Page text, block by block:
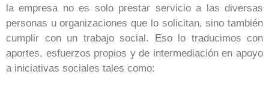
la empresa no es solo prestar servicio a las diversas
personas u organizaciones que lo solicitan, sino también
cumplir con un trabajo social. Eso lo traducimos con
aportes, esfuerzos propios y de intermediación en apoyo
a iniciativas sociales tales como: